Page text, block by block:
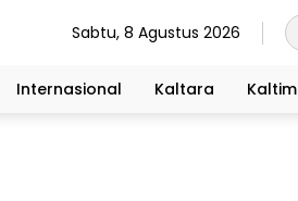
Sabtu, 8 Agustus 2026
Internasional Kaltara Kaltim